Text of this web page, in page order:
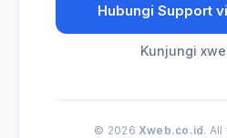
Hubungi Support
Kunjungi
© 2026 Xweb.co.id.